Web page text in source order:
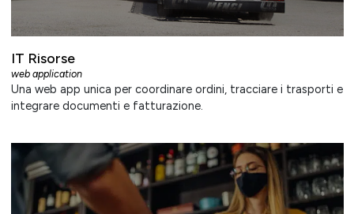
IT Risorse
web application
Una web app unica per coordinare ordini, tracciare i trasporti e
integrare documenti e fatturazione.